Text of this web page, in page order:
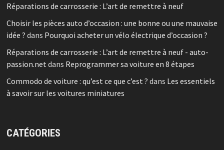
Réparations de carrosserie : L’art de remettre à neuf
Choisir les pièces auto d’occasion : une bonne ou une mauvaise
idée ? dans Pourquoi acheter un vélo électrique d’occasion ?
Réparations de carrosserie : L’art de remettre à neuf - auto-
passion.net dans Reprogrammer sa voiture en 8 étapes
Commodo de voiture : qu’est ce que c’est ? dans Les essentiels
à savoir sur les voitures miniatures
CATÉGORIES